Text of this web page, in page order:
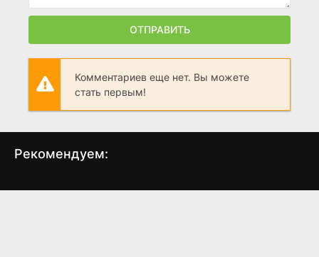
ОТПРАВИТЬ
Комментариев еще нет. Вы можете
стать первым!
Рекомендуем:
Мутация Дневник памяти